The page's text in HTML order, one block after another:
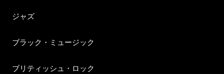
ジャズ
ブラック・ミュージック
ブリティッシュ・ロック